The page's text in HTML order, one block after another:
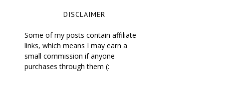
DISCLAIMER
Some of my posts contain affiliate
links, which means I may earn a
small commission if anyone
purchases through them (: